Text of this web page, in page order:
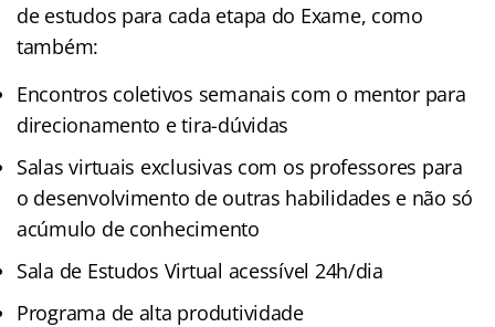
de estudos para cada etapa do Exame, como
também:
Encontros coletivos semanais com o mentor para
direcionamento e tira-dúvidas
Salas virtuais exclusivas com os professores para
o desenvolvimento de outras habilidades e não só
acúmulo de conhecimento
Sala de Estudos Virtual acessível 24h/dia
Programa de alta produtividade